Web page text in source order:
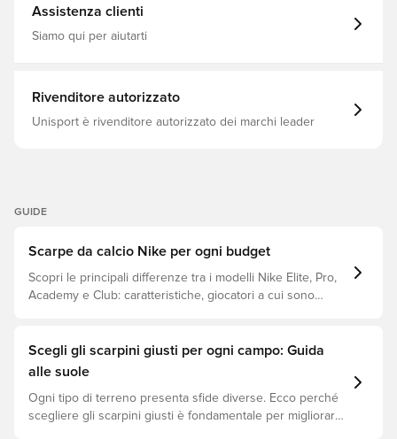
una maglia adattabile che offre flessibilità Con un classico
con tacchetti MG, destinata all'uso sia su prati naturali
Pack, Porpora, Multi Ground (MG)
Assistenza clienti
Siamo qui per aiutarti
Rivenditore autorizzato
Unisport è rivenditore autorizzato dei marchi leader
GUIDE
Scarpe da calcio Nike per ogni budget
Scopri le principali differenze tra i modelli Nike Elite, Pro,
Academy e Club: caratteristiche, giocatori a cui sono
Scegli gli scarpini giusti per ogni campo: Guida
alle suole
Ogni tipo di terreno presenta sfide diverse. Ecco perché
scegliere gli scarpini giusti è fondamentale per migliorare